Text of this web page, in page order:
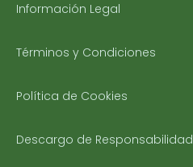
Información Legal
Términos y Condiciones
Política de Cookies
Descargo de Responsabilidad